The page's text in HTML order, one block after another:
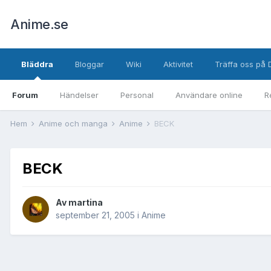
Anime.se
Bläddra
Forum Händelser Personal Användare online
Bloggar Wiki Aktivitet Träffa oss på
Hem Anime och manga Anime BECK
BECK
Av martina
september 21, 2005 i Anime